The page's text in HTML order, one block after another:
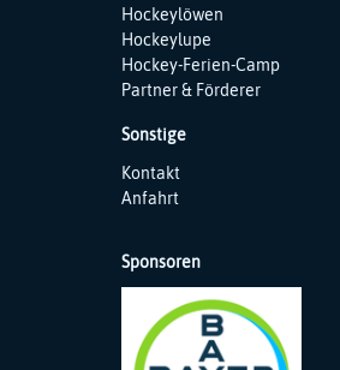
Hockeylöwen
Hockeylupe
Hockey-Ferien-Camp
Partner & Förderer
Sonstige
Navigation
überspringen
Kontakt
Anfahrt
Sponsoren